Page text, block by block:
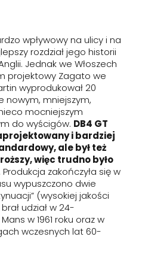
wpływowy na ulicy i na
rozdział jego historii
Jednak we Włoszech
projektowy Zagato we
wyprodukował 20
nowym, mniejszym,
mocniejszym
do wyścigów. DB4 GT
i bardziej
ale był też
więc trudno było
. Produkcja zakończyła się w
wypuszczono dwie
(wysokiej jakości
udział w 24-
w 1961 roku oraz w
wczesnych lat 60-